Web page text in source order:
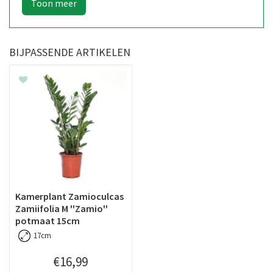
BIJPASSENDE ARTIKELEN
Kamerplant Zamioculcas
Zamiifolia M ''Zamio''
potmaat 15cm
17cm
€16,99